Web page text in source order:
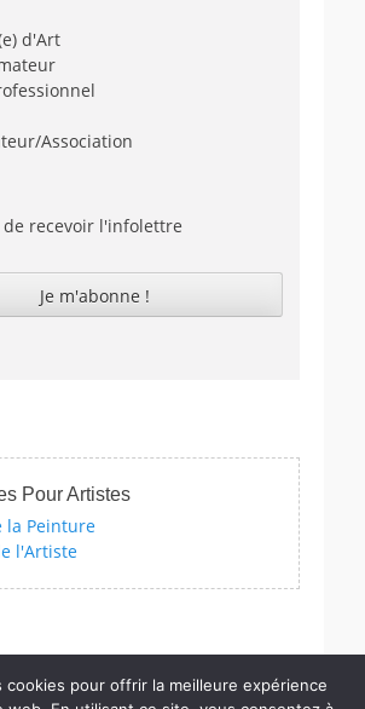
d'Art
Association
de recevoir l'infolettre
Pour Artistes
la Peinture
l'Artiste
les femmes artistes et bien
cookies pour offrir la meilleure expérience